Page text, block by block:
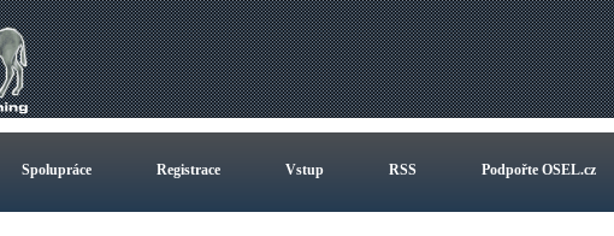
Spolupráce Registrace Vstup RSS Podpořte OSEL.cz